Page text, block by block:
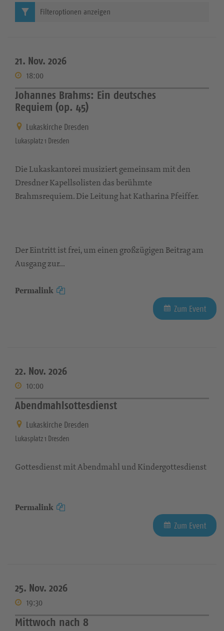
21. Nov. 2026
18:00
Johannes Brahms: Ein deutsches
Requiem (op. 45)
Lukaskirche Dresden
Lukasplatz 1 Dresden
Die Lukaskantorei musiziert gemeinsam mit den
Dresdner Kapellsolisten das berühmte
Brahmsrequiem. Die Leitung hat Katharina Pfeiffer.
Der Eintritt ist frei, um einen großzügigen Beitrag am
Ausgang zur...
Permalink
Zum Event
22. Nov. 2026
10:00
Abendmahlsottesdienst
Lukaskirche Dresden
Lukasplatz 1 Dresden
Gottesdienst mit Abendmahl und Kindergottesdienst
Permalink
Zum Event
25. Nov. 2026
19:30
Mittwoch nach 8
Filteroptionen anzeigen